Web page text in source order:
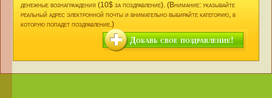
денежные вознаграждения (10$ за поздравление). (Внимание: указывайте
реальный адрес электронной почты и внимательно выбирайте категорию, в
которую попадет поздравление.)
Добавь свое поздравление!